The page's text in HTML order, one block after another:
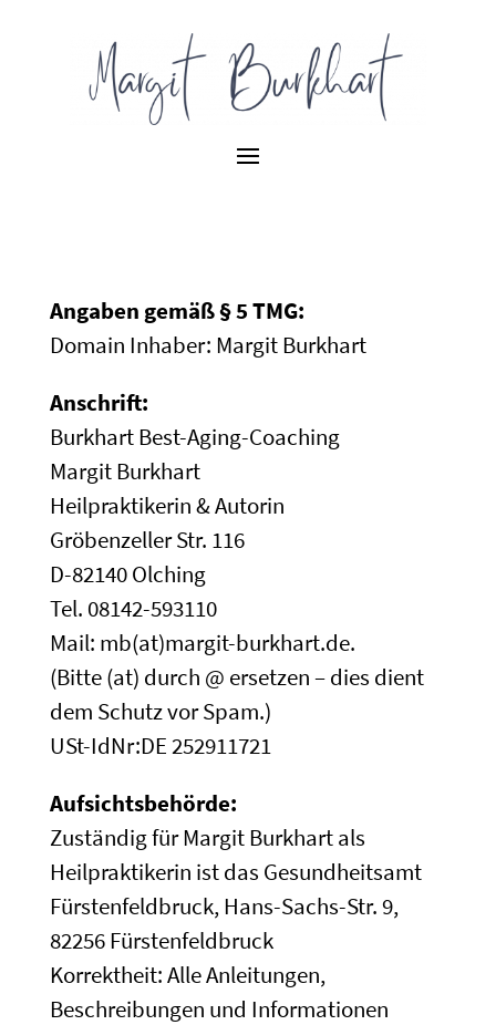
Angaben gemäß § 5 TMG:
Domain Inhaber: Margit Burkhart
Anschrift:
Burkhart Best-Aging-Coaching
Margit Burkhart
Heilpraktikerin & Autorin
Gröbenzeller Str. 116
D-82140 Olching
Tel. 08142-593110
Mail: mb(at)margit-burkhart.de.
(Bitte (at) durch @ ersetzen – dies dient
dem Schutz vor Spam.)
USt-IdNr:DE 252911721
Aufsichtsbehörde:
Zuständig für Margit Burkhart als
Heilpraktikerin ist das Gesundheitsamt
Fürstenfeldbruck, Hans-Sachs-Str. 9,
82256 Fürstenfeldbruck
Korrektheit: Alle Anleitungen,
Beschreibungen und Informationen